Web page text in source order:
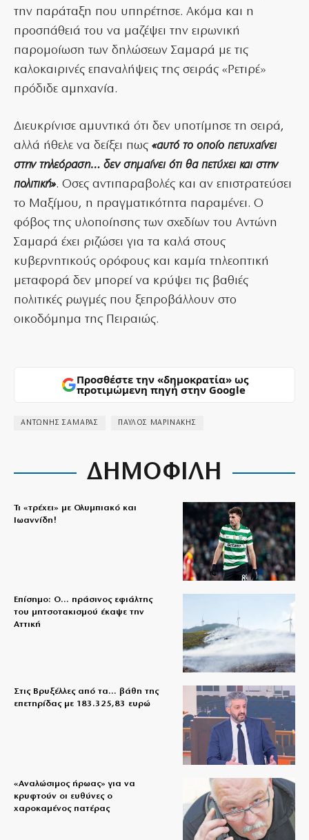
την παράταξη που υπηρέτησε. Ακόμα και η
προσπάθειά του να μαζέψει την ειρωνική
παρομοίωση των δηλώσεων Σαμαρά με τις
καλοκαιρινές επαναλήψεις της σειράς «Ρετιρέ»
πρόδιδε αμηχανία.
Διευκρίνισε αμυντικά ότι δεν υποτίμησε τη σειρά,
αλλά ήθελε να δείξει πως«αυτό το οποίο πετυχαίνει
στην τηλεόραση… δεν σημαίνει ότι θα πετύχει και στην
πολιτική». Οσες αντιπαραβολές και αν επιστρατεύσει
το Μαξίμου, η πραγματικότητα παραμένει. Ο
φόβος της υλοποίησης των σχεδίων του Αντώνη
Σαμαρά έχει ριζώσει για τα καλά στους
κυβερνητικούς ορόφους και καμία τηλεοπτική
μεταφορά δεν μπορεί να κρύψει τις βαθιές
πολιτικές ρωγμές που ξεπροβάλλουν στο
οικοδόμημα της Πειραιώς.
Προσθέστε την «δημοκρατία» ως
προτιμώμενη πηγή στην Google
ΑΝΤΩΝΗΣ ΣΑΜΑΡΑΣ ΠΑΥΛΟΣ ΜΑΡΙΝΑΚΗΣ
ΔΗΜΟΦΙΛΗ
Τι «τρέχει» με Ολυμπιακό και
Ιωαννίδη!
Επίσημο: Ο… πράσινος εφιάλτης
του μητσοτακισμού έκαψε την
Αττική
Στις Βρυξέλλες από τα… βάθη της
επετηρίδας με 183.325,83 ευρώ
«Aναλώσιμος ήρωας» για να
κρυφτούν οι ευθύνες ο
χαροκαμένος πατέρας